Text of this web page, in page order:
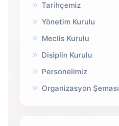
Tarihçemiz
Yönetim Kurulu
Meclis Kurulu
Disiplin Kurulu
Personelimiz
Organizasyon Şeması